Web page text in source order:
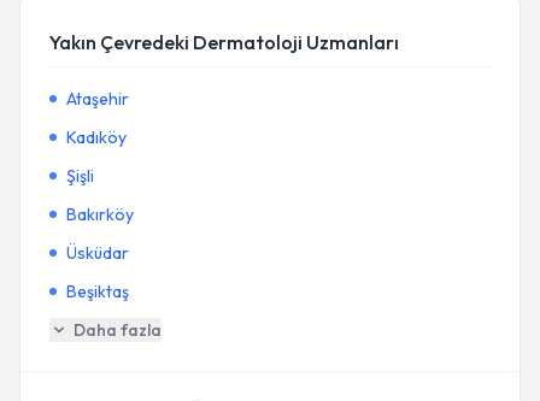
Yakın Çevredeki Dermatoloji Uzmanları
Ataşehir
Kadıköy
Şişli
Bakırköy
Üsküdar
Beşiktaş
Daha fazla